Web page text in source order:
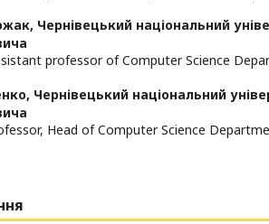
Чернівецький національний
professor of Computer Science
Чернівецький національний
Head of Computer Science